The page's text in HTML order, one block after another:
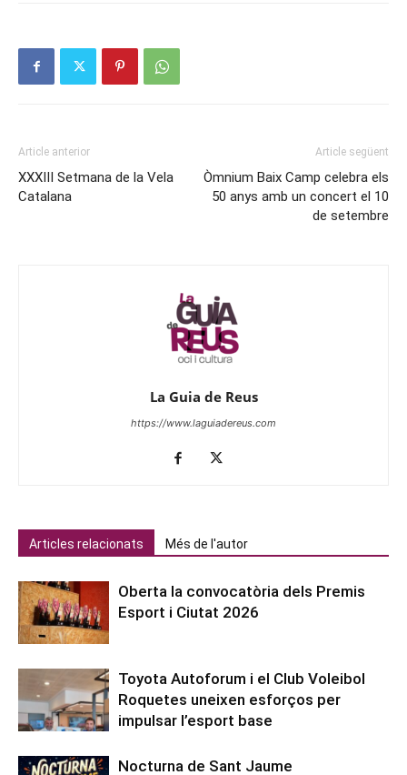
Article anterior
XXXIII Setmana de la Vela
Catalana
Article següent
Òmnium Baix Camp celebra els
50 anys amb un concert el 10
de setembre
La Guia de Reus
https://www.laguiadereus.com
Articles relacionats Més de l'autor
Oberta la convocatòria dels Premis
Esport i Ciutat 2026
Toyota Autoforum i el Club Voleibol
Roquetes uneixen esforços per
impulsar l’esport base
Nocturna de Sant Jaume